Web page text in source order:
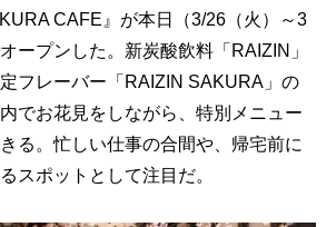
CAFE』が本日（3/26（火）～3
ープンした。新炭酸飲料「RAIZIN」
フレーバー「RAIZIN SAKURA」の
でお花見をしながら、特別メニュー
る。忙しい仕事の合間や、帰宅前に
スポットとして注目だ。